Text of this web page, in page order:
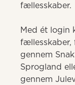
fællesskaber.
Med ét login
fællesskaber,
gennem
Sprogland
gennem